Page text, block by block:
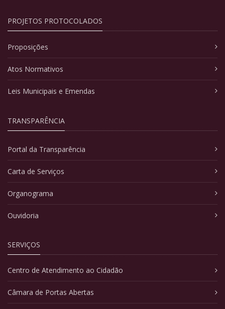
PROJETOS PROTOCOLADOS
Proposições
Atos Normativos
Leis Municipais e Emendas
TRANSPARÊNCIA
Portal da Transparência
Carta de Serviços
Organograma
Ouvidoria
SERVIÇOS
Centro de Atendimento ao Cidadão
Câmara de Portas Abertas